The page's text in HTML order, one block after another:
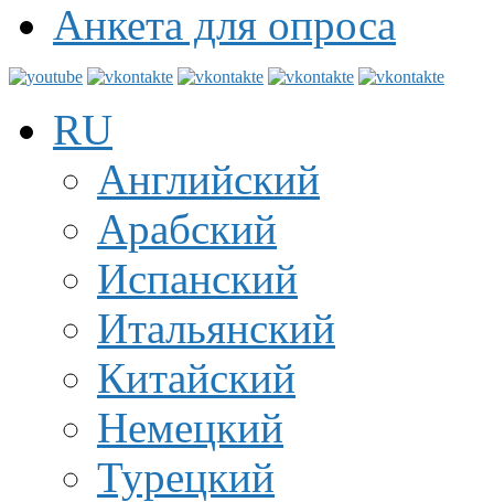
Анкета для опроса
RU
Английский
Арабский
Испанский
Итальянский
Китайский
Немецкий
Турецкий